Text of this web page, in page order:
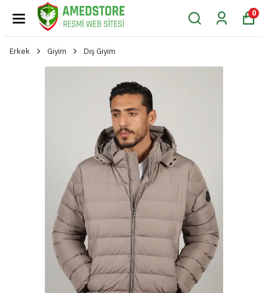
0
Erkek Giyim Dış Giyim